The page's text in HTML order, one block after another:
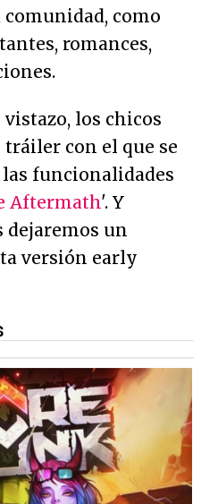
como
romances,
los chicos
con el que se
funcionalidades
Aftermath'. Y
dejaremos un
versión early